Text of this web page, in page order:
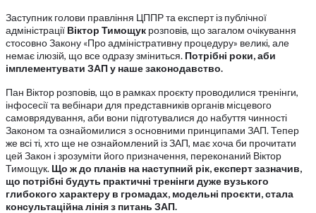
Заступник голови правління ЦППР та експерт із публічної
адміністрації Віктор Тимощук розповів, що загалом очікування
стосовно Закону «Про адміністративну процедуру» великі, але
немає ілюзій, що все одразу зміниться. Потрібні роки, аби
імплементувати ЗАП у наше законодавство.
Пан Віктор розповів, що в рамках проєкту проводилися тренінги,
інфосесії та вебінари для представників органів місцевого
самоврядування, аби вони підготувалися до набуття чинності
Законом та ознайомилися з основними принципами ЗАП. Тепер
же всі ті, хто ще не ознайомлений із ЗАП, має хоча би прочитати
цей Закон і зрозуміти його призначення, переконаний Віктор
Тимощук. Що ж до планів на наступний рік, експерт зазначив,
що потрібні будуть практичні тренінги дуже вузького
глибокого характеру в громадах, модельні проєкти, стала
консультаційна лінія з питань ЗАП.